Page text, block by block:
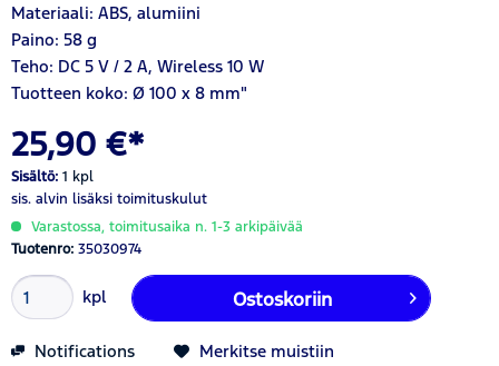
Materiaali: ABS, alumiini
Paino: 58 g
Teho: DC 5 V / 2 A, Wireless 10 W
Tuotteen koko: Ø 100 x 8 mm"
25,90 €*
Sisältö: 1 kpl
sis. alvin lisäksi toimituskulut
Varastossa, toimitusaika n. 1-3 arkipäivää
Tuotenro: 35030974
kpl Ostoskoriin
Notifications Merkitse muistiin